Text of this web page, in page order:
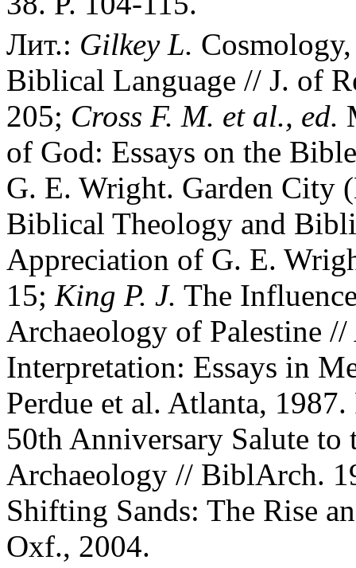
Лит.: Gilkey L.
Biblical Language // J. of
205; Cross F. M. et al., ed.
of God: Essays on the
G. E. Wright. Garden City
Biblical Theology and
Appreciation of G. E.
15; King P. J. The
Archaeology of Palestine
Interpretation: Essays in
Perdue et al. Atlanta,
50th Anniversary Salute
Archaeology // BiblArch.
Shifting Sands: The Rise
Oxf., 2004.